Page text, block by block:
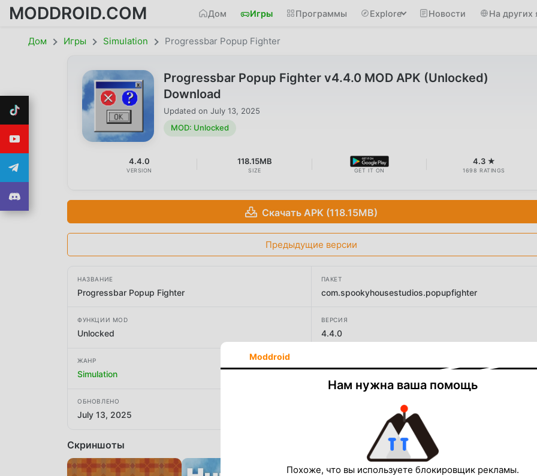
MODDROID.COM Дом Игры Программы Explore Новости На других
Дом Игры Simulation Progressbar Popup Fighter
Progressbar Popup Fighter v4.4.0 MOD APK (Unlocked)
Download
Updated on July 13, 2025
MOD: Unlocked
4.4.0
VERSION
118.15MB
SIZE GET IT ON
4.3 ★
1698 RATINGS
Скачать APK (118.15MB)
Предыдущие версии
НАЗВАНИЕ
Progressbar Popup Fighter
ПАКЕТ
com.spookyhousestudios.popupfighter
ФУНКЦИИ MOD
Unlocked
ВЕРСИЯ
4.4.0
ЖАНР
Simulation
ОБНОВЛЕНО
July 13, 2025
Скриншоты
Moddroid
Нам нужна ваша помощь
Похоже, что вы используете блокировщик рекламы.